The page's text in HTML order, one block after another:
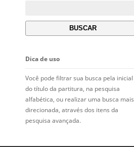
Dica de uso
Você pode filtrar sua busca pela inicial
do título da partitura, na pesquisa
alfabética, ou realizar uma busca mais
direcionada, através dos itens da
pesquisa avançada.